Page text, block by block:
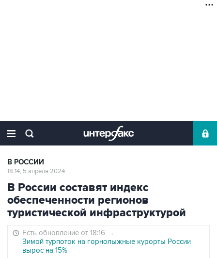
В РОССИИ
18:14, 5 апреля 2024
В России составят индекс
обеспеченности регионов
туристической инфраструктурой
Есть обновление от 18:16 →
Зимой турпоток на горнолыжные курорты России
вырос на 15%